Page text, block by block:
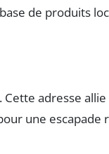
de produits
Cette adresse
une